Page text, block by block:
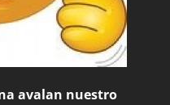
avalan nuestro